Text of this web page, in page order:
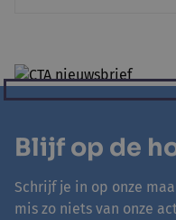
Blijf op de
Schrijf je in op onze
mis zo niets van onze